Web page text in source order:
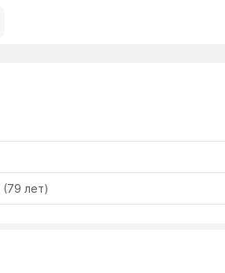
(79 лет)